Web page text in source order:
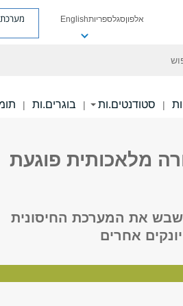
אלפוןסגלספריותEnglish מערכת
| סטודנטים.ות | בוגרים.ות |
מלאכותית פוגעת
את המערכת החיסונית
אחרים